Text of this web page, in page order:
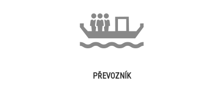
PŘEVOZNÍK